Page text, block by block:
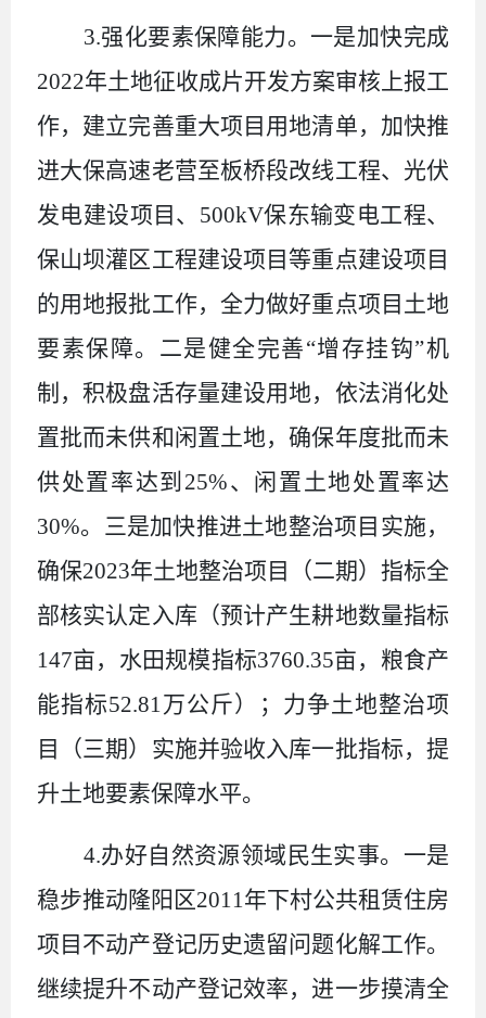
3.强化要素保障能力。一是加快完成
2022年土地征收成片开发方案审核上报工
作，建立完善重大项目用地清单，加快推
进大保高速老营至板桥段改线工程、光伏
发电建设项目、 500kV保东输变电工程、
保山坝灌区工程建设项目等重点建设项目
的用地报批工作，全力做好重点项目土地
要素保障。二是健全完善“增存挂钩”机
制，积极盘活存量建设用地，依法消化处
置批而未供和闲置土地，确保年度批而未
供处置率达到 25%、闲置土地处置率达
30%。三是加快推进土地整治项目实施，
确保2023年土地整治项目（二期）指标全
部核实认定入库（预计产生耕地数量指标
147亩，水田规模指标3760.35亩，粮食产
能指标52.81 万公斤）；力争土地整治项
目（三期）实施并验收入库一批指标，提
升土地要素保障水平。
4.办好自然资源领域民生实事。一是
稳步推动隆阳区2011 年下村公共租赁住房
项目不动产登记历史遗留问题化解工作。
继续提升不动产登记效率，进一步摸清全